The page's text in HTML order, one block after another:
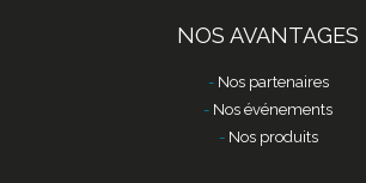
NOS AVANTAGES
Nos partenaires
Nos événements
Nos produits